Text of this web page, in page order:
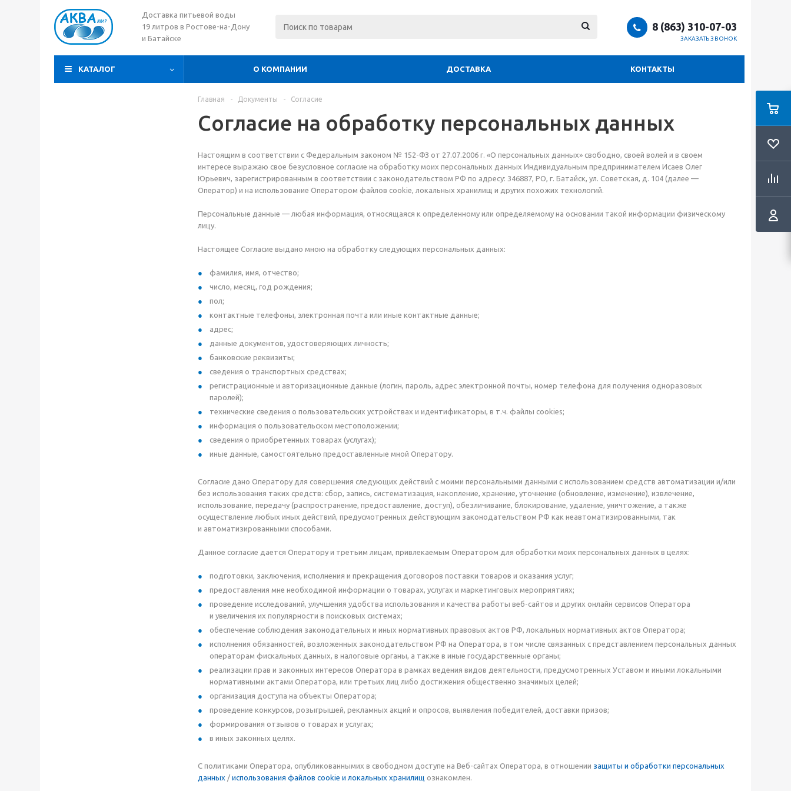
Доставка питьевой воды
19 литров в Ростове-на-Дону
и Батайске
8 (863) 310-07-03
ЗАКАЗАТЬ ЗВОНОК
КАТАЛОГ О КОМПАНИИ ДОСТАВКА КОНТАКТЫ
Главная - Документы - Согласие
Согласие на обработку персональных данных
Настоящим в соответствии с Федеральным законом № 152-ФЗ от 27.07.2006 г. «О персональных данных» свободно, своей волей и в своем
интересе выражаю свое безусловное согласие на обработку моих персональных данных Индивидуальным предпринимателем Исаев Олег
Юрьевич, зарегистрированным в соответствии с законодательством РФ по адресу: 346887, РО, г. Батайск, ул. Советская, д. 104 (далее —
Оператор) и на использование Оператором файлов cookie, локальных хранилищ и других похожих технологий.
Персональные данные — любая информация, относящаяся к определенному или определяемому на основании такой информации физическому
лицу.
Настоящее Согласие выдано мною на обработку следующих персональных данных:
фамилия, имя, отчество;
число, месяц, год рождения;
пол;
контактные телефоны, электронная почта или иные контактные данные;
адрес;
данные документов, удостоверяющих личность;
банковские реквизиты;
сведения о транспортных средствах;
регистрационные и авторизационные данные (логин, пароль, адрес электронной почты, номер телефона для получения одноразовых
паролей);
технические сведения о пользовательских устройствах и идентификаторы, в т.ч. файлы cookies;
информация о пользовательском местоположении;
сведения о приобретенных товарах (услугах);
иные данные, самостоятельно предоставленные мной Оператору.
Согласие дано Оператору для совершения следующих действий с моими персональными данными с использованием средств автоматизации и/или
без использования таких средств: сбор, запись, систематизация, накопление, хранение, уточнение (обновление, изменение), извлечение,
использование, передачу (распространение, предоставление, доступ), обезличивание, блокирование, удаление, уничтожение, а также
осуществление любых иных действий, предусмотренных действующим законодательством РФ как неавтоматизированными, так
и автоматизированными способами.
Данное согласие дается Оператору и третьим лицам, привлекаемым Оператором для обработки моих персональных данных в целях:
подготовки, заключения, исполнения и прекращения договоров поставки товаров и оказания услуг;
предоставления мне необходимой информации о товарах, услугах и маркетинговых мероприятиях;
проведение исследований, улучшения удобства использования и качества работы веб-сайтов и других онлайн сервисов Оператора
и увеличения их популярности в поисковых системах;
обеспечение соблюдения законодательных и иных нормативных правовых актов РФ, локальных нормативных актов Оператора;
исполнения обязанностей, возложенных законодательством РФ на Оператора, в том числе связанных с представлением персональных данных
операторам фискальных данных, в налоговые органы, а также в иные государственные органы;
реализации прав и законных интересов Оператора в рамках ведения видов деятельности, предусмотренных Уставом и иными локальными
нормативными актами Оператора, или третьих лиц либо достижения общественно значимых целей;
организация доступа на объекты Оператора;
проведение конкурсов, розыгрышей, рекламных акций и опросов, выявления победителей, доставки призов;
формирования отзывов о товарах и услугах;
в иных законных целях.
С политиками Оператора, опубликованнымих в свободном доступе на Веб-сайтах Оператора, в отношении защиты и обработки персональных
данных / использования файлов cookie и локальных хранилищ ознакомлен.